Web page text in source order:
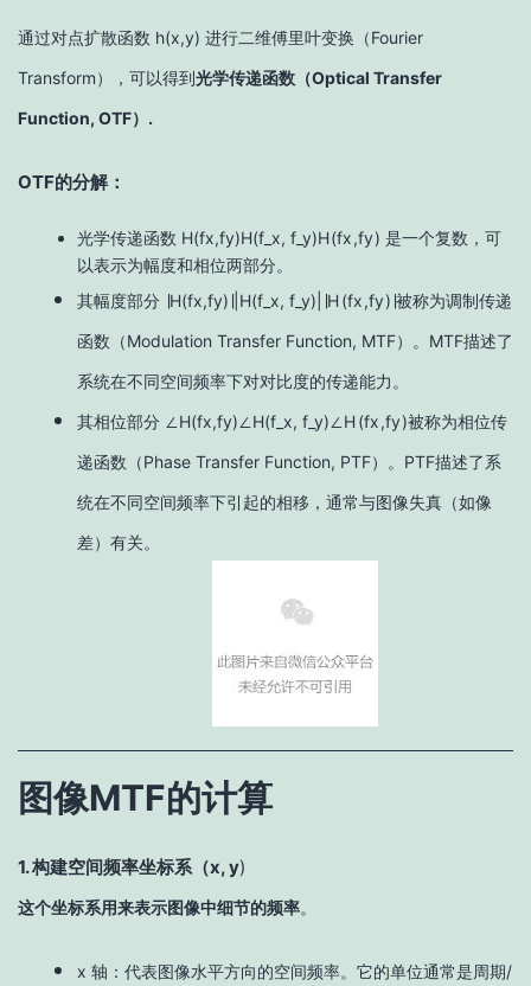
通过对点扩散函数 h(x,y) 进行二维傅里叶变换（Fourier
Transform），可以得到光学传递函数（Optical Transfer
Function, OTF）.
OTF的分解：
光学传递函数 H(fx,fy)H(f_x, f_y)H(fx,fy) 是一个复数，可
以表示为幅度和相位两部分。
其幅度部分 ∣H(fx,fy) ∣ |H(f_x, f_y)| ∣H (fx,fy) ∣被称为调制传递
函数（Modulation Transfer Function, MTF）。MTF描述了
系统在不同空间频率下对对比度的传递能力。
其相位部分 ∠ H(fx,fy)∠H(f_x, f_y)∠ H (fx,fy)被称为相位传
递函数（Phase Transfer Function, PTF）。PTF描述了系
统在不同空间频率下引起的相移，通常与图像失真（如像
差）有关。
图像MTF的计算
1. 构建空间频率坐标系（x, y)
这个坐标系用来表示图像中细节的频率。
x 轴：代表图像水平方向的空间频率。它的单位通常是周期/